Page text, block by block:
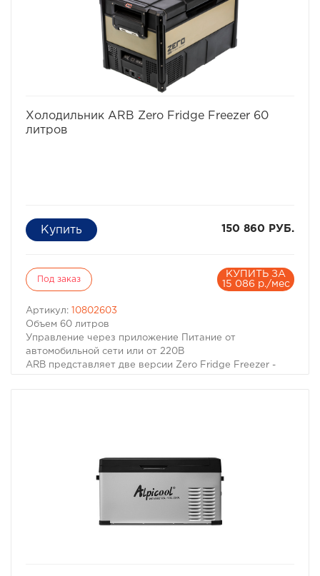
Холодильник ARB Zero Fridge Freezer 60
литров
150 860 РУБ.
Под заказ
КУПИТЬ ЗА
15 086 р./мес
Артикул:
10802603
Объем 60 литров
Управление через приложение Питание от
автомобильной сети или от 220В
ARB представляет две версии Zero Fridge Freezer -
сторону. Не забывайте и об использовании Zero Fridge
Freezer в помещениях, гаражах и мастерских -
холодильник имеет отдельное питание и на 220В. Ну, и
на последок, наш холодильник, как это ни странно,
сможет заряжать ваш телефон - в холодильник
встроен USB коннектор с 5В питанием.